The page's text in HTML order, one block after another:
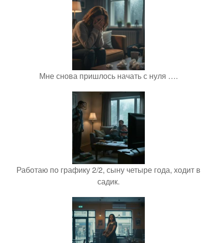
Мне снова пришлось начать с нуля ….
Работаю по графику 2/2, сыну четыре года, ходит в
садик.